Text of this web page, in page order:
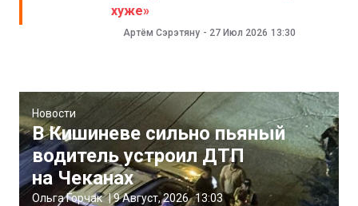
хуже»
Артём Сэрэтяну - 27 Июл 2026 13:30
Новости
В Кишиневе сильно пьяный
водитель устроил ДТП
на Чеканах
Ольга Горчак |9 Август, 2026 13:03